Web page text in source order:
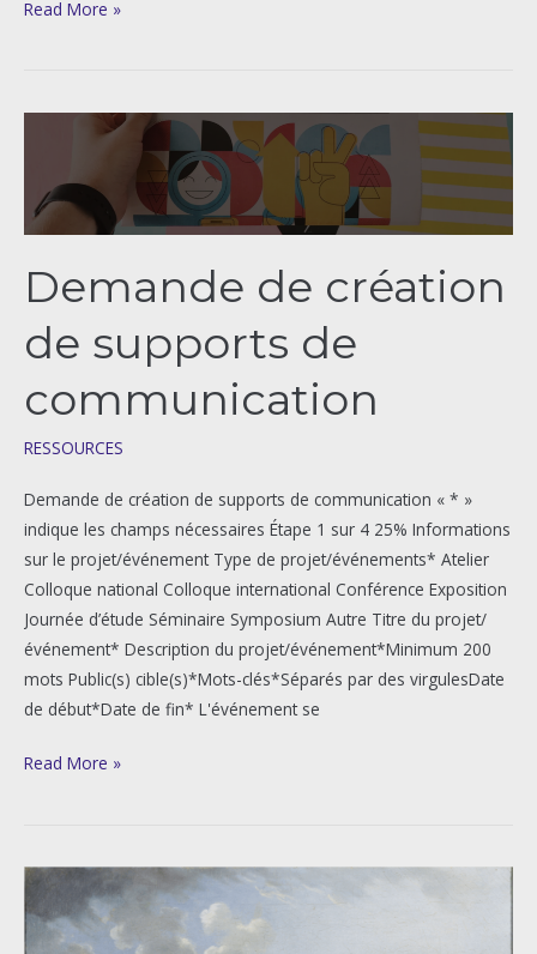
Read More »
Demande de création
de supports de
communication
RESSOURCES
Demande de création de supports de communication « * »
indique les champs nécessaires Étape 1 sur 4 25% Informations
sur le projet/événement Type de projet/événements* Atelier
Colloque national Colloque international Conférence Exposition
Journée d’étude Séminaire Symposium Autre Titre du projet/
événement* Description du projet/événement*Minimum 200
mots Public(s) cible(s)*Mots-clés*Séparés par des virgulesDate
de début*Date de fin* L'événement se
création
de
de
communication
Read More »
Page
Festival
d’histoire